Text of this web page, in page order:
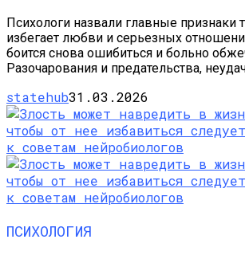
Психологи назвали главные признаки
избегает любви и серьезных
боится снова ошибиться и больно
Разочарования и предательства,
statehub31.03.2026
ПСИХОЛОГИЯ